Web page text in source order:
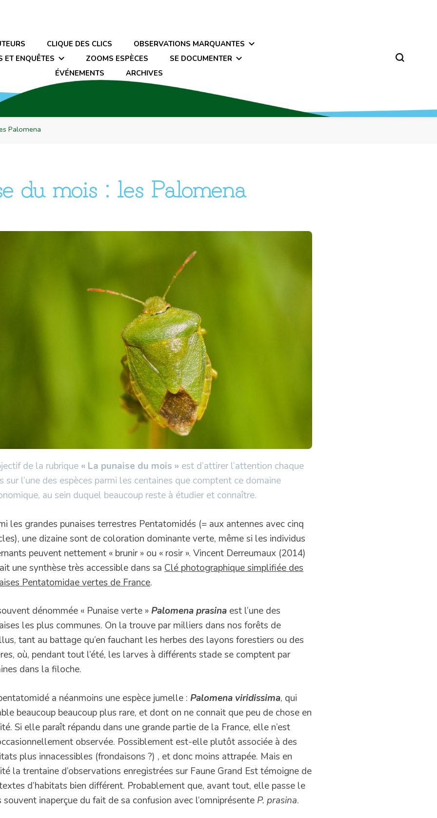
CLIQUE DES CLICS
OBSERVATIONS MARQUANTES
ET ENQUÊTES
ZOOMS ESPÈCES
SE DOCUMENTER
ÉVÉNEMENTS
ARCHIVES
Palomena
du mois : les Palomena
de la rubrique « La punaise du mois » est d’attirer l’attention chaque
sur l’une des espèces parmi les centaines que comptent ce domaine
au sein duquel beaucoup reste à étudier et connaître.
les grandes punaises terrestres Pentatomidés (= aux antennes avec cinq
une dizaine sont de coloration dominante verte, même si les individus
peuvent nettement « brunir » ou « rosir ». Vincent Derreumaux (2014)
une synthèse très accessible dans sa Clé photographique simplifiée des
Pentatomidae vertes de France.
dénommée « Punaise verte » Palomena prasina est l’une des
les plus communes. On la trouve par milliers dans nos forêts de
tant au battage qu’en fauchant les herbes des layons forestiers ou des
où, pendant tout l’été, les larves à différents stade se comptent par
dans la filoche.
a néanmoins une espèce jumelle : Palomena viridissima, qui
beaucoup beaucoup plus rare, et dont on ne connait que peu de chose en
Si elle paraît répandu dans une grande partie de la France, elle n’est
observée. Possiblement est-elle plutôt associée à des
plus innacessibles (frondaisons ?) , et donc moins attrapée. Mais en
la trentaine d’observations enregistrées sur Faune Grand Est témoigne de
d’habitats bien différent. Probablement que, avant tout, elle passe le
souvent inaperçue du fait de sa confusion avec l’omniprésente P. prasina.